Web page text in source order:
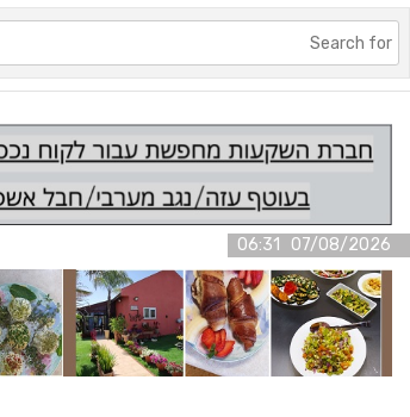
07/08/2026 06:31